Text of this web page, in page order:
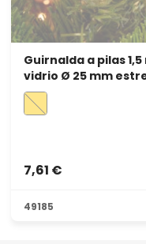
Guirnalda a pilas 1,5
vidrio Ø 25 mm
microled blanco
7,61 €
49185